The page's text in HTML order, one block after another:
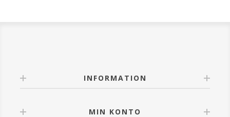
INFORMATION
MIN KONTO